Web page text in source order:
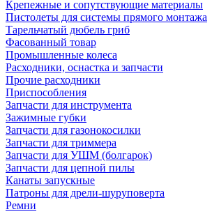
Крепежные и сопутствующие материалы
Пистолеты для системы прямого монтажа
Тарельчатый дюбель гриб
Фасованный товар
Промышленные колеса
Расходники, оснастка и запчасти
Прочие расходники
Приспособления
Запчасти для инструмента
Зажимные губки
Запчасти для газонокосилки
Запчасти для триммера
Запчасти для УШМ (болгарок)
Запчасти для цепной пилы
Канаты запускные
Патроны для дрели-шуруповерта
Ремни